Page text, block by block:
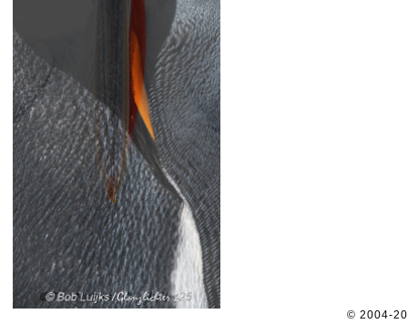
© 2004-